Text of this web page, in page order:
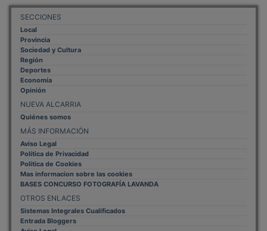
SECCIONES
Local
Provincia
Sociedad y Cultura
Región
Deportes
Economía
Opinión
NUEVA ALCARRIA
Quiénes somos
MÁS INFORMACIÓN
Aviso Legal
Política de Privacidad
Politica de Cookies
Mas informacion sobre las cookies
BASES CONCURSO FOTOGRAFÍA LAVANDA
OTROS ENLACES
Sistemas Integrales Cualificados
Entrada Bloggers